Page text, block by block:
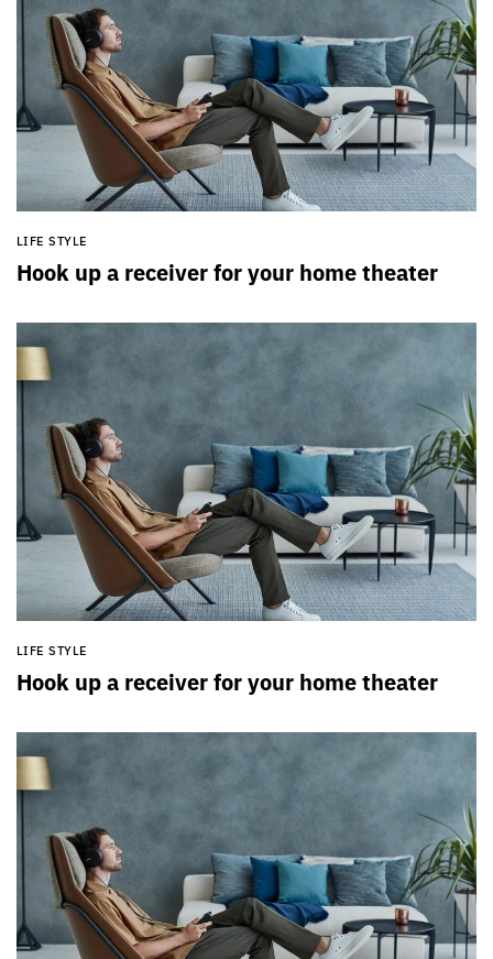
LIFE STYLE
Hook up a receiver for your home theater
LIFE STYLE
Hook up a receiver for your home theater